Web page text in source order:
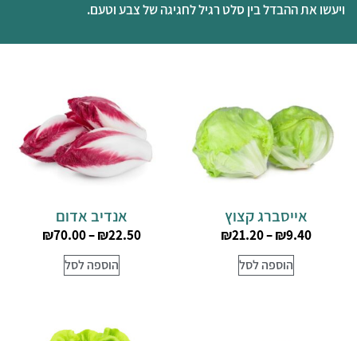
ויעשו את ההבדל בין סלט רגיל לחגיגה של צבע וטעם.
אייסברג קצוץ
₪9.40
–
₪21.20
הוספה לסל
אנדיב אדום
₪22.50
–
₪70.00
הוספה לסל